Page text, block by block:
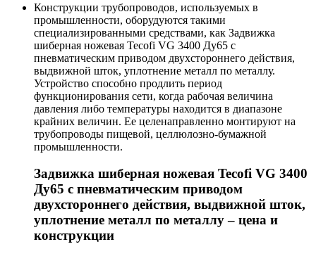
Конструкции трубопроводов, используемых в
промышленности, оборудуются такими
специализированными средствами, как Задвижка
шиберная ножевая Tecofi VG 3400 Ду65 с
пневматическим приводом двухстороннего действия,
выдвижной шток, уплотнение металл по металлу.
Устройство способно продлить период
функционирования сети, когда рабочая величина
давления либо температуры находится в диапазоне
крайних величин. Ее целенаправленно монтируют на
трубопроводы пищевой, целлюлозно-бумажной
промышленности.
Задвижка шиберная ножевая Tecofi VG 3400
Ду65 с пневматическим приводом
двухстороннего действия, выдвижной шток,
уплотнение металл по металлу – цена и
конструкции